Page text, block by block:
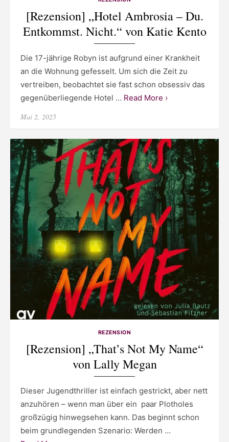
[Rezension] „Hotel Ambrosia – Du.
Entkommst. Nicht.“ von Katie Kento
Die 17-jährige Robyn ist aufgrund einer Krankheit
an die Wohnung gefesselt. Um sich die Zeit zu
vertreiben, beobachtet sie fast schon obsessiv das
gegenüberliegende Hotel … Read More ›
Posted
Mai 2, 2025
REZENSION
[Rezension] „That’s Not My Name“
von Lally Megan
Dieser Jugendthriller ist einfach gestrickt, aber nett
anzuhören – wenn man über ein paar Plotholes
großzügig hinwegsehen kann. Das beginnt schon
beim grundlegenden Szenario: Werden …